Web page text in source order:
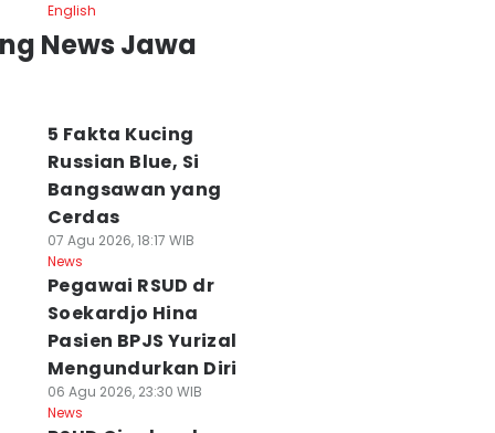
English
News Jawa
5 Fakta Kucing
Russian Blue, Si
Bangsawan yang
Cerdas
07 Agu 2026, 18:17 WIB
News
Pegawai RSUD dr
Soekardjo Hina
Pasien BPJS Yurizal
Mengundurkan Diri
06 Agu 2026, 23:30 WIB
News